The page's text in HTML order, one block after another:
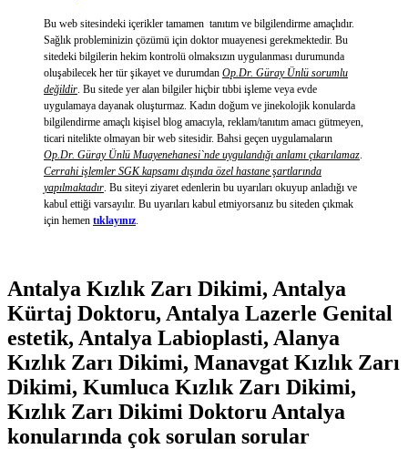
Bu web sitesindeki içerikler tamamen tanıtım ve bilgilendirme amaçlıdır.
Sağlık probleminizin çözümü için doktor muayenesi gerekmektedir. Bu
sitedeki bilgilerin hekim kontrolü olmaksızın uygulanması durumunda
oluşabilecek her tür şikayet ve durumdan Op.Dr. Güray Ünlü sorumlu
değildir. Bu sitede yer alan bilgiler hiçbir tıbbi işleme veya evde
uygulamaya dayanak oluşturmaz. Kadın doğum ve jinekolojik konularda
bilgilendirme amaçlı kişisel blog amacıyla, reklam/tanıtım amacı gütmeyen,
ticari nitelikte olmayan bir web sitesidir. Bahsi geçen uygulamaların
Op.Dr. Güray Ünlü Muayenehanesi`nde uygulandığı anlamı çıkarılamaz.
Cerrahi işlemler SGK kapsamı dışında özel hastane şartlarında
yapılmaktadır. Bu siteyi ziyaret edenlerin bu uyarıları okuyup anladığı ve
kabul ettiği varsayılır. Bu uyarıları kabul etmiyorsanız bu siteden çıkmak
için hemen tıklayınız.
Antalya Kızlık Zarı Dikimi, Antalya
Kürtaj Doktoru, Antalya Lazerle Genital
estetik, Antalya Labioplasti, Alanya
Kızlık Zarı Dikimi, Manavgat Kızlık Zarı
Dikimi, Kumluca Kızlık Zarı Dikimi,
Kızlık Zarı Dikimi Doktoru Antalya
konularında çok sorulan sorular